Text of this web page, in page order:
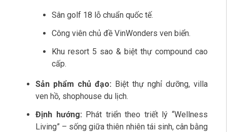
Sân golf 18 lỗ chuẩn quốc tế.
Công viên chủ đề VinWonders ven biển.
Khu resort 5 sao & biệt thự compound cao
cấp.
Sản phẩm chủ đạo: Biệt thự nghỉ dưỡng, villa
ven hồ, shophouse du lịch.
Định hướng: Phát triển theo triết lý “Wellness
Living” – sống giữa thiên nhiên tái sinh, cân bằng